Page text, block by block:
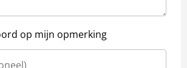
op mijn opmerking